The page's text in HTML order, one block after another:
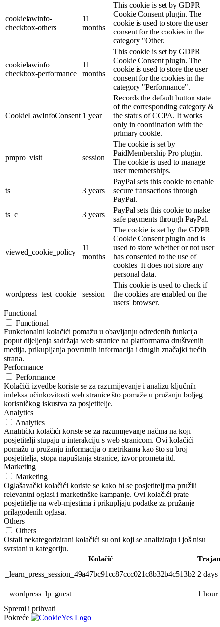
cookielawinfo-
checkbox-others
11
months
This cookie is set by GDPR
Cookie Consent plugin. The
cookie is used to store the user
consent for the cookies in the
category "Other.
cookielawinfo-
checkbox-performance
11
months
This cookie is set by GDPR
Cookie Consent plugin. The
cookie is used to store the user
consent for the cookies in the
category "Performance".
CookieLawInfoConsent 1 year
Records the default button state
of the corresponding category &
the status of CCPA. It works
only in coordination with the
primary cookie.
pmpro_visit session
The cookie is set by
PaidMembership Pro plugin.
The cookie is used to manage
user memberships.
ts 3 years
PayPal sets this cookie to enable
secure transactions through
PayPal.
ts_c
3 years
PayPal sets this cookie to make
safe payments through PayPal.
viewed_cookie_policy
11
months
The cookie is set by the GDPR
Cookie Consent plugin and is
used to store whether or not user
has consented to the use of
cookies. It does not store any
personal data.
wordpress_test_cookie session
This cookie is used to check if
the cookies are enabled on the
users' browser.
Functional
Functional
Funkcionalni kolačići pomažu u obavljanju određenih funkcija
poput dijeljenja sadržaja web stranice na platformama društvenih
medija, prikupljanja povratnih informacija i drugih značajki trećih
strana.
Performance
Performance
Kolačići izvedbe koriste se za razumijevanje i analizu ključnih
indeksa učinkovitosti web stranice što pomaže u pružanju boljeg
korisničkog iskustva za posjetitelje.
Analytics
Analytics
Analitički kolačići koriste se za razumijevanje načina na koji
posjetitelji stupaju u interakciju s web stranicom. Ovi kolačići
pomažu u pružanju informacija o metrikama kao što su broj
posjetitelja, stopa napuštanja stranice, izvor prometa itd.
Marketing
Marketing
Oglašavački kolačići koriste se kako bi se posjetiteljima pružili
relevantni oglasi i marketinške kampanje. Ovi kolačići prate
posjetitelje na web-mjestima i prikupljaju podatke za pružanje
prilagođenih oglasa.
Others
Others
Ostali nekategorizirani kolačići su oni koji se analiziraju i još nisu
svrstani u kategoriju.
Kolačić
_learn_press_session_49a47bc91cc87ccc021c8b32b4c513b2 2 days
_wordpress_lp_guest
1 hour
Spremi i prihvati
Pokreće